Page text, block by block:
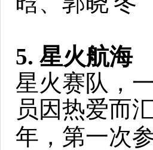
5. 星火航海
星火赛队，
员因热爱而
年，第一次